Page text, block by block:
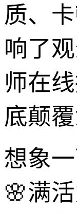
质、
响了
师在
底颠
想象
🌸满